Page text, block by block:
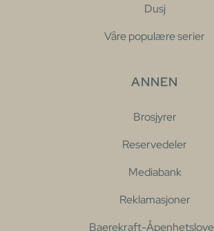
Dusj
Våre populære serier
ANNEN
Brosjyrer
Reservedeler
Mediabank
Reklamasjoner
Baerekraft-